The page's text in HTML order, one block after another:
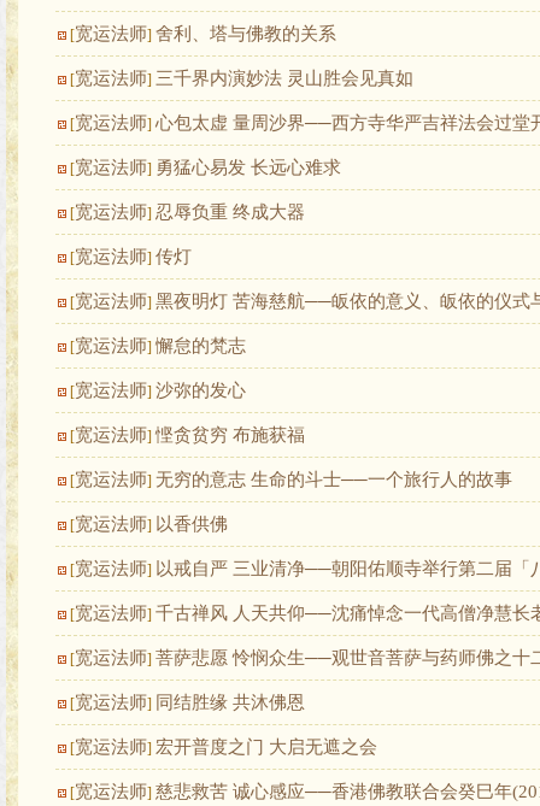
[宽运法师] 舍利、塔与佛教的关系
[宽运法师] 三千界内演妙法 灵山胜会见真如
[宽运法师] 心包太虚 量周沙界──西方寺华严吉祥法会过堂
[宽运法师] 勇猛心易发 长远心难求
[宽运法师] 忍辱负重 终成大器
[宽运法师] 传灯
[宽运法师] 黑夜明灯 苦海慈航──皈依的意义、皈依的仪式
[宽运法师] 懈怠的梵志
[宽运法师] 沙弥的发心
[宽运法师]悭贪贫穷 布施获福
[宽运法师] 无穷的意志 生命的斗士──一个旅行人的故事
[宽运法师] 以香供佛
[宽运法师] 以戒自严 三业清净──朝阳佑顺寺举行第二届「
[宽运法师] 千古禅风 人天共仰──沈痛悼念一代高僧净慧长
[宽运法师] 菩萨悲愿 怜悯众生──观世音菩萨与药师佛之十
[宽运法师] 同结胜缘 共沐佛恩
[宽运法师] 宏开普度之门 大启无遮之会
[宽运法师] 慈悲救苦 诚心感应──香港佛教联合会癸巳年